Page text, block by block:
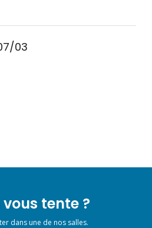
03
tente ?
dans une de nos salles.